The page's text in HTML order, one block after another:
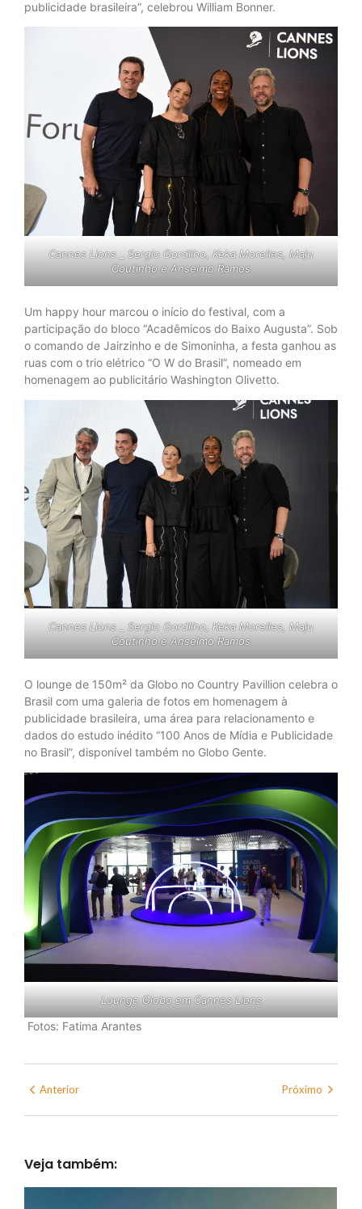
publicidade brasileira”, celebrou William Bonner.
Cannes Lions _ Sergio Gordilho, Keka Morelles, Maju
Coutinho e Anselmo Ramos
Um happy hour marcou o início do festival, com a
participação do bloco “Acadêmicos do Baixo Augusta”. Sob
o comando de Jairzinho e de Simoninha, a festa ganhou as
ruas com o trio elétrico “O W do Brasil”, nomeado em
homenagem ao publicitário Washington Olivetto.
Cannes Lions _ Sergio Gordilho, Keka Morelles, Maju
Coutinho e Anselmo Ramos
O lounge de 150m² da Globo no Country Pavillion celebra o
Brasil com uma galeria de fotos em homenagem à
publicidade brasileira, uma área para relacionamento e
dados do estudo inédito “100 Anos de Mídia e Publicidade
no Brasil”, disponível também no Globo Gente.
Lounge Globo em Cannes Lions
Fotos: Fatima Arantes
Anterior Próximo
Veja também: